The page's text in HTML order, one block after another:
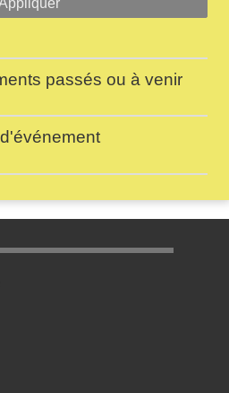
passés ou à venir
de page 1